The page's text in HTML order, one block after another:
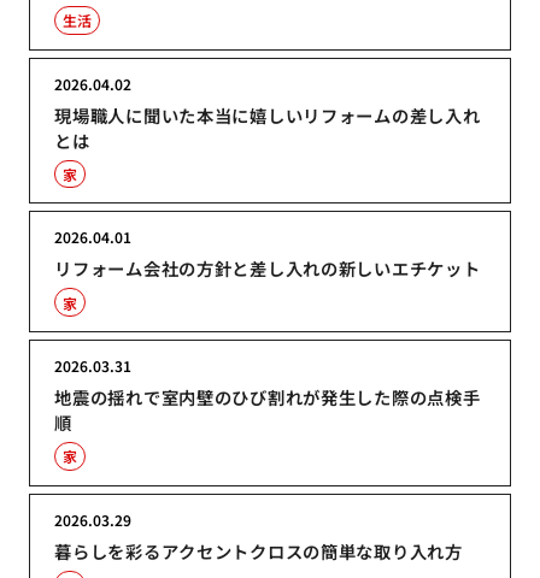
生活
現場職人に聞いた本当に嬉しいリフォームの差し入れ
とは
2026.04.02
家
リフォーム会社の方針と差し入れの新しいエチケット
2026.04.01
家
地震の揺れで室内壁のひび割れが発生した際の点検手
順
2026.03.31
家
暮らしを彩るアクセントクロスの簡単な取り入れ方
2026.03.29